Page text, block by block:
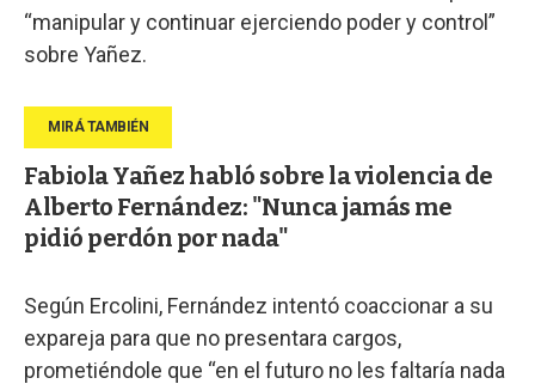
“manipular y continuar ejerciendo poder y control”
sobre Yañez.
Fabiola Yañez habló sobre la violencia de
Alberto Fernández: "Nunca jamás me
pidió perdón por nada"
Según Ercolini, Fernández intentó coaccionar a su
expareja para que no presentara cargos,
prometiéndole que “en el futuro no les faltaría nada